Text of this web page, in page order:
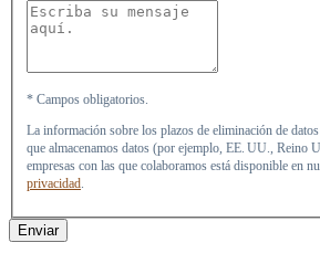
* Campos obligatorios.
La información sobre los plazos de eliminación de
que almacenamos datos (por ejemplo, EE. UU., Reino
empresas con las que colaboramos está disponible en
privacidad
Enviar